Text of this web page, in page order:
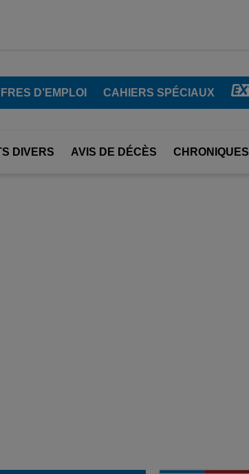
D’EMPLOI CAHIERS SPÉCIAUX
DIVERS AVIS DE DÉCÈS CHRONIQUES